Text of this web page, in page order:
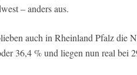
– anders aus.
auch in Rheinland Pfalz die
36,4 % und liegen nun real bei